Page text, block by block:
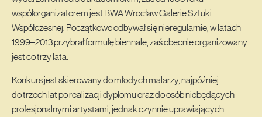
współorganizatorem jest BWA Wrocław Galerie Sztuki
Współczesnej. Początkowo odbywał się nieregularnie, w latach
1999–2013 przybrał formułę biennale, zaś obecnie organizowany
jest co trzy lata.
Konkurs jest skierowany do młodych malarzy, najpóźniej
do trzech lat po realizacji dyplomu oraz do osób niebędących
profesjonalnymi artystami, jednak czynnie uprawiających